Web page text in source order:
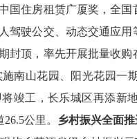
国住房租赁广厦奖，全国
驾驶公交、动态交通应用
封顶 ， 率先开展批量收购
施南山花园、阳光花园一
将竣工，长乐城区再添新
26.5公里。 乡村振兴全面推